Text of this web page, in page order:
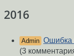
2016
Admin Ошибка
(3